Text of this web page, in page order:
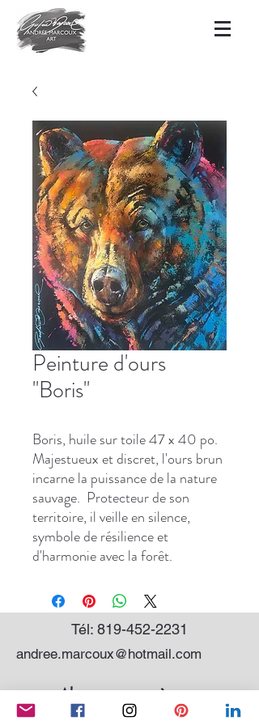
Peinture d'ours
''Boris''
Boris, huile sur toile 47 x 40 po.
Majestueux et discret, l'ours brun
incarne la puissance de la nature
sauvage. Protecteur de son
territoire, il veille en silence,
symbole de résilience et
d'harmonie avec la forêt.
Tél: 819-452-2231
andree.marcoux@hotmail.com
Abonnez-vous à mon
infolettre